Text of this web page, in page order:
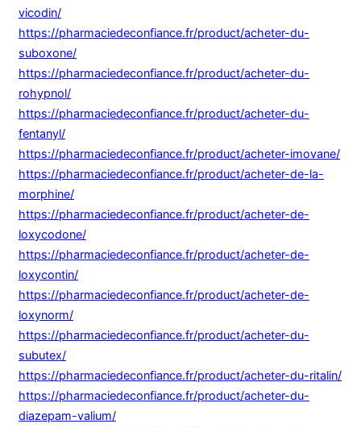
vicodin/
https://pharmaciedeconfiance.fr/product/acheter-du-
suboxone/
https://pharmaciedeconfiance.fr/product/acheter-du-
rohypnol/
https://pharmaciedeconfiance.fr/product/acheter-du-
fentanyl/
https://pharmaciedeconfiance.fr/product/acheter-imovane/
https://pharmaciedeconfiance.fr/product/acheter-de-la-
morphine/
https://pharmaciedeconfiance.fr/product/acheter-de-
loxycodone/
https://pharmaciedeconfiance.fr/product/acheter-de-
loxycontin/
https://pharmaciedeconfiance.fr/product/acheter-de-
loxynorm/
https://pharmaciedeconfiance.fr/product/acheter-du-
subutex/
https://pharmaciedeconfiance.fr/product/acheter-du-ritalin/
https://pharmaciedeconfiance.fr/product/acheter-du-
diazepam-valium/